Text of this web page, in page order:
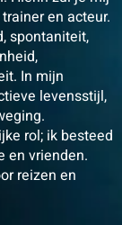
en acteur.
spontaniteit,
In mijn
levensstijl,
rol; ik besteed
en vrienden.
reizen en